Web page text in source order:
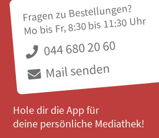
Fragen zu Bestellungen?
Mo bis Fr, 8:30 bis 11:30 Uhr
044 680 20 60
Mail senden
Hole dir die App für
deine persönliche Mediathek!